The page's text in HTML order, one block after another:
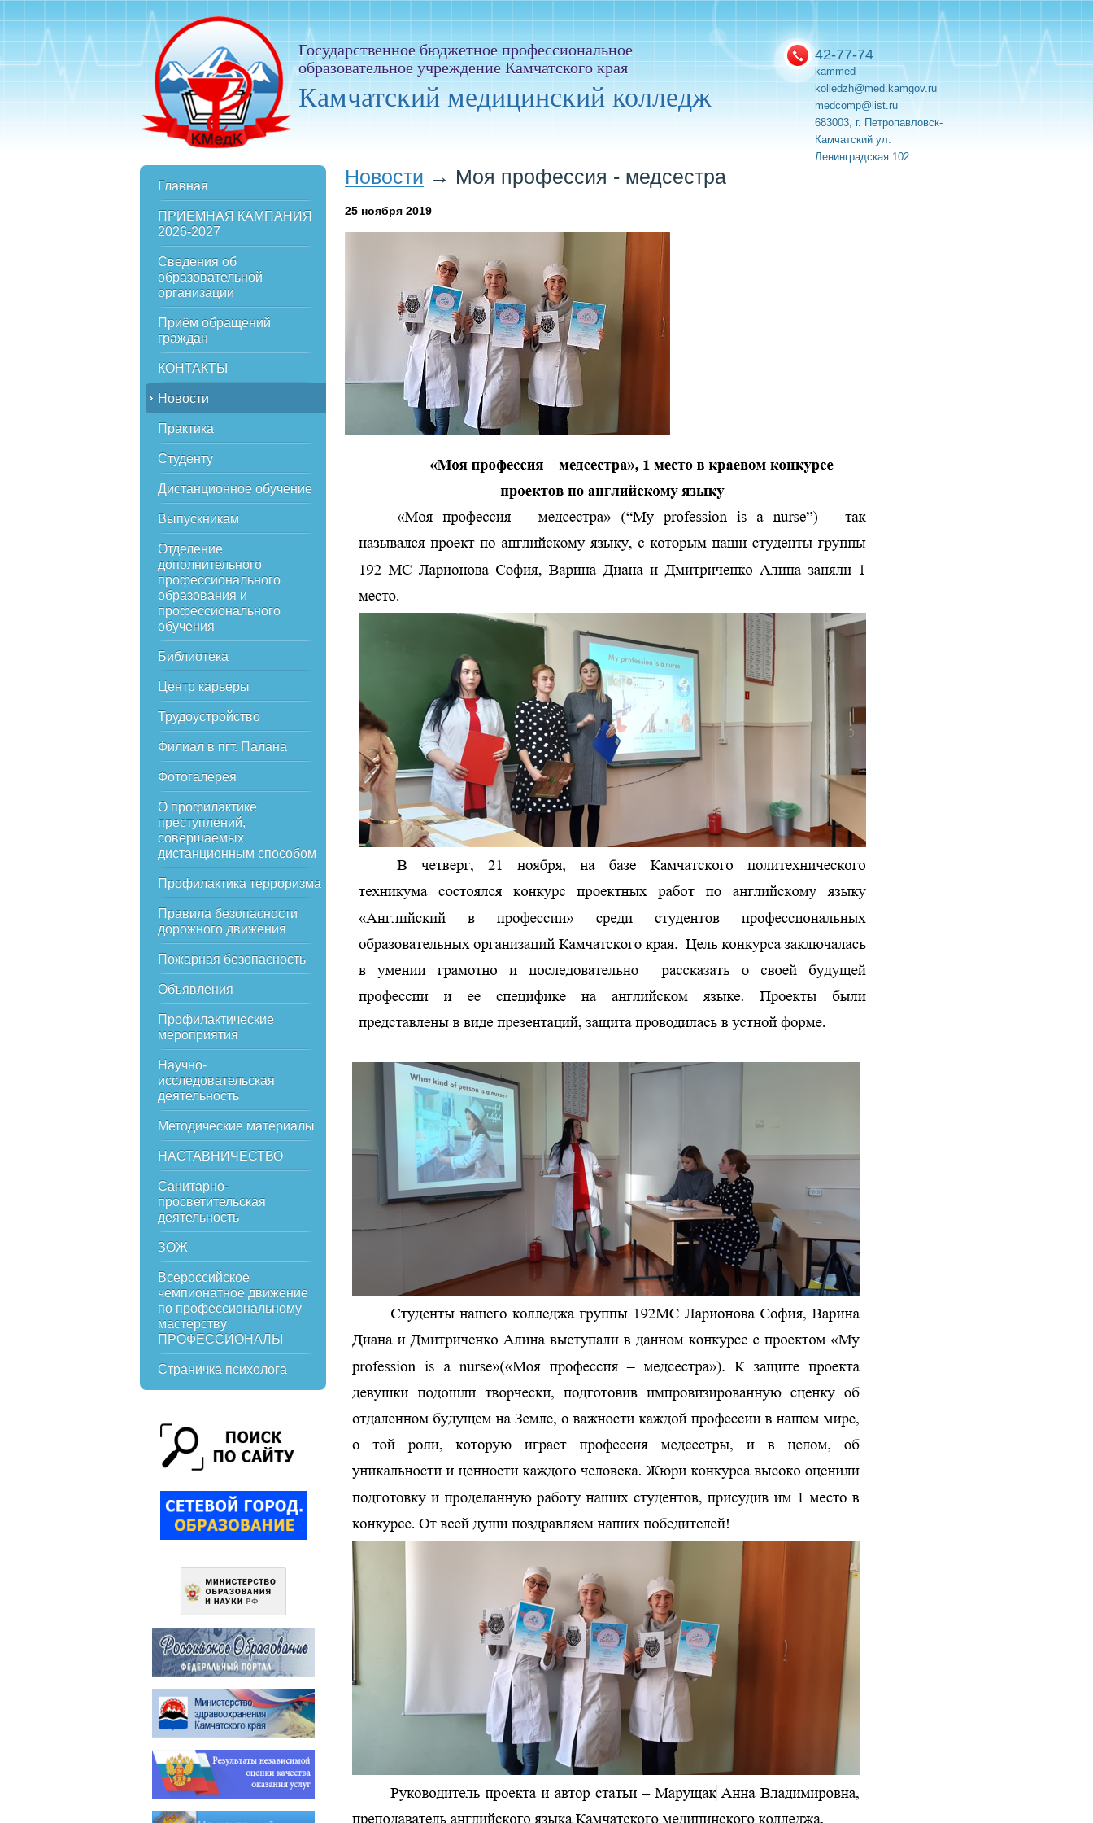
Государственное бюджетное профессиональное
образовательное учреждение Камчатского края
Камчатский медицинский колледж
42-77-74
kammed-
kolledzh@med.kamgov.ru
medcomp@list.ru
683003, г. Петропавловск-
Камчатский ул.
Ленинградская 102
Главная
ПРИЕМНАЯ КАМПАНИЯ
2026-2027
Сведения об
образовательной
организации
Приём обращений
граждан
КОНТАКТЫ
Новости
Практика
Студенту
Дистанционное обучение
Выпускникам
Отделение
дополнительного
профессионального
образования и
профессионального
обучения
Библиотека
Центр карьеры
Трудоустройство
Филиал в пгт. Палана
Фотогалерея
О профилактике
преступлений,
совершаемых
дистанционным способом
Профилактика терроризма
Правила безопасности
дорожного движения
Пожарная безопасность
Объявления
Профилактические
мероприятия
Научно-
исследовательская
деятельность
Методические материалы
НАСТАВНИЧЕСТВО
Санитарно-
просветительская
деятельность
ЗОЖ
Всероссийское
чемпионатное движение
по профессиональному
мастерству
ПРОФЕССИОНАЛЫ
Страничка психолога
Новости → Моя профессия - медсестра
25 ноября 2019